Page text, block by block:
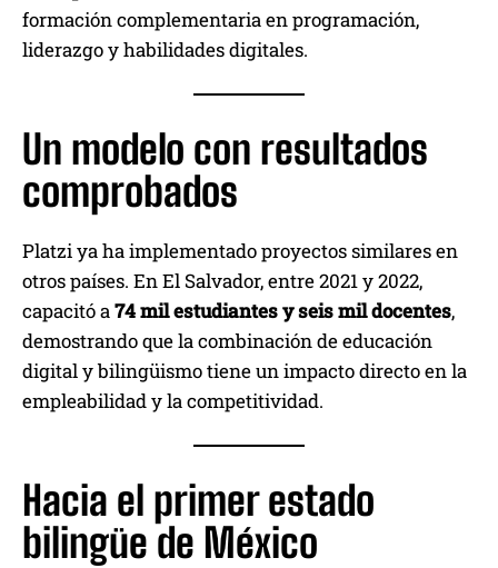
formación complementaria en programación,
liderazgo y habilidades digitales.
Un modelo con resultados
comprobados
Platzi ya ha implementado proyectos similares en
otros países. En El Salvador, entre 2021 y 2022,
capacitó a 74 mil estudiantes y seis mil docentes,
demostrando que la combinación de educación
digital y bilingüismo tiene un impacto directo en la
empleabilidad y la competitividad.
Hacia el primer estado
bilingüe de México